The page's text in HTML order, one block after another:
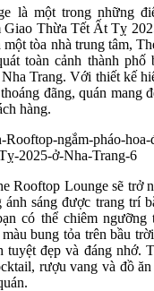
là một trong những
Giao Thừa Tết Ất Tỵ
một tòa nhà trung tâm,
toàn cảnh thành phố
Trang. Với thiết kế
đãng, quán mang
hàng.
Rooftop Lounge sẽ trở
sáng được trang trí
có thể chiêm ngưỡng
bung tỏa trên bầu
tuyệt đẹp và đáng nhớ.
rượu vang và đồ